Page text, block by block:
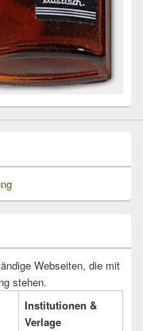
Webseiten, die mit
stehen.
Institutionen &
Verlage